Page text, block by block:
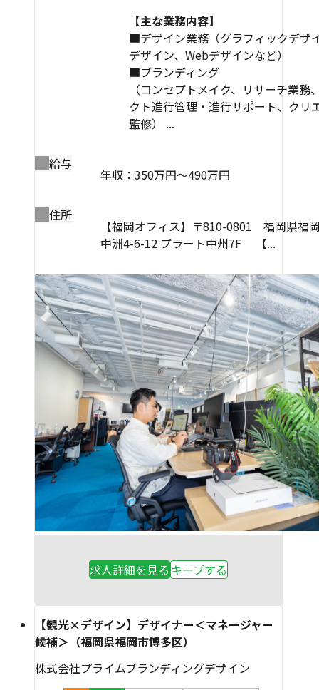
【主な業務内容】
■デザイン業務（グラフィックデザ
デザイン、Webデザインなど）
■ブランディング
（コンセプトメイク、リサーチ業務
クト進行管理・進行サポート、クリ
監修） ...
給与
年収：350万円～490万円
住所
【福岡オフィス】〒810-0801 福岡県福
中洲4-6-12 プラート中州7F 【...
求人詳細を見る キープする
【観光×デザイン】デザイナー＜マネージャー
候補＞（福岡県福岡市博多区）
株式会社プライムブランディングデザイン